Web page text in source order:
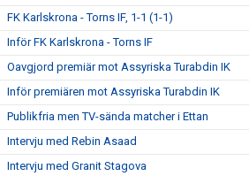
FK Karlskrona - Torns IF, 1-1 (1-1)
Inför FK Karlskrona - Torns IF
Oavgjord premiär mot Assyriska Turabdin IK
Inför premiären mot Assyriska Turabdin IK
Publikfria men TV-sända matcher i Ettan
Intervju med Rebin Asaad
Intervju med Granit Stagova